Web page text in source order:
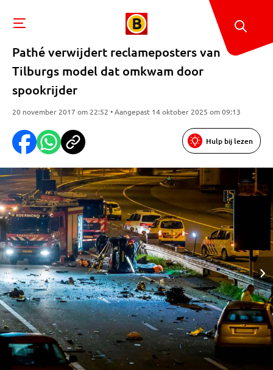
Pathé verwijdert reclameposters van
Tilburgs model dat omkwam door
spookrijder
20 november 2017 om 22:52 • Aangepast 14 oktober 2025 om 09:13
Hulp bij lezen